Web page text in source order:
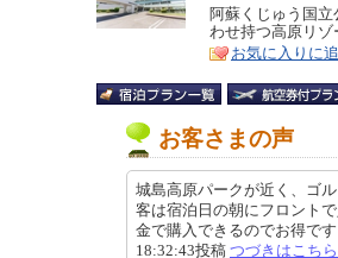
リ
ア
特
徴
阿蘇くじゅう国
わせ持つ高原リゾ
お気に入りに
お客さまの声
城島高原パークが近く、ゴ
客は宿泊日の朝にフロント
金で購入できるのでお得で
18:32:43投稿 つづきはこちら